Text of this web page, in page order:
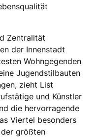
Zentralität
der Innenstadt
Wohngegenden
Jugendstilbauten
zieht List
und Künstler
die hervorragende
Viertel besonders
größten